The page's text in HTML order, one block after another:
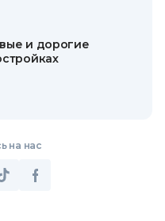
и дорогие
на нас